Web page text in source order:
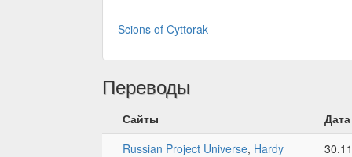
Scions of Cyttorak
Переводы
Сайты
Дата
Russian Project Universe, Hardy